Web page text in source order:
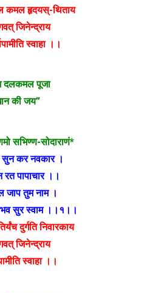
कमल हृदयस्-थिताय
जिनेन्द्राय
स्वाहा ।।
दलकमल पूजा
की जय”
सभिण्ण-सोदाराणं*
कर नवकार ।
रत पापाचार ।।
जाप तुम नाम ।
सुर स्वाम ।।१।।
दुर्गति निवारकाय
जिनेन्द्राय
स्वाहा ।।